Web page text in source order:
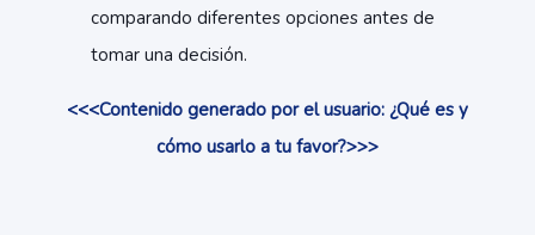
comparando diferentes opciones antes de
tomar una decisión.
<<<Contenido generado por el usuario: ¿Qué es y
cómo usarlo a tu favor?>>>